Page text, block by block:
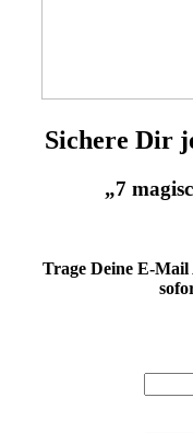
Sichere Dir
„7
Trage Deine E-Mail